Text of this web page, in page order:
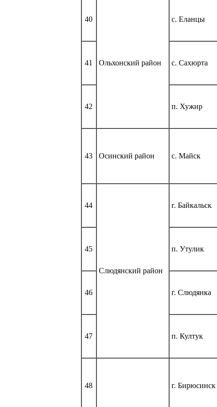
40
Ольхонский район
с. Еланцы
41 с. Сахюрта
42 п. Хужир
43 Осинский район с. Майск
44
Слюдянский район
г. Байкальск
45 п. Утулик
46 г. Слюдянка
47 п. Култук
48 г. Бирюсинск